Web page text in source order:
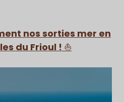
nos sorties mer en
du Frioul ! ⛵